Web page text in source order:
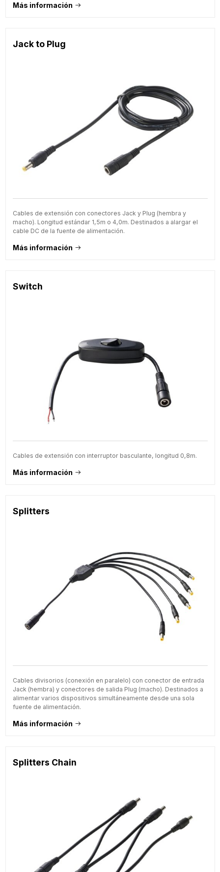
Más información
Jack to Plug
Cables de extensión con conectores Jack y Plug (hembra y
macho). Longitud estándar 1,5m o 4,0m. Destinados a alargar el
cable DC de la fuente de alimentación.
Más información
Switch
Cables de extensión con interruptor basculante, longitud 0,8m.
Más información
Splitters
Cables divisorios (conexión en paralelo) con conector de entrada
Jack (hembra) y conectores de salida Plug (macho). Destinados a
alimentar varios dispositivos simultáneamente desde una sola
fuente de alimentación.
Más información
Splitters Chain